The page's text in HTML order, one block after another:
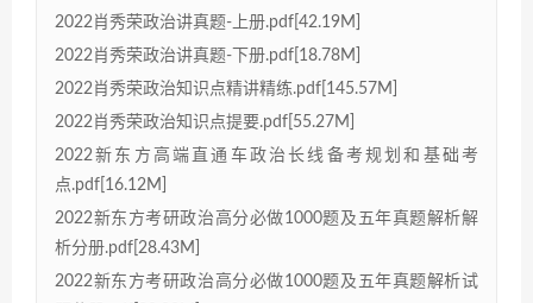
2022肖秀荣政治讲真题-上册.pdf[42.19M]
2022肖秀荣政治讲真题-下册.pdf[18.78M]
2022肖秀荣政治知识点精讲精练.pdf[145.57M]
2022肖秀荣政治知识点提要.pdf[55.27M]
2022新东方高端直通车政治长线备考规划和基础考
点.pdf[16.12M]
2022新东方考研政治高分必做1000题及五年真题解析解
析分册.pdf[28.43M]
2022新东方考研政治高分必做1000题及五年真题解析试